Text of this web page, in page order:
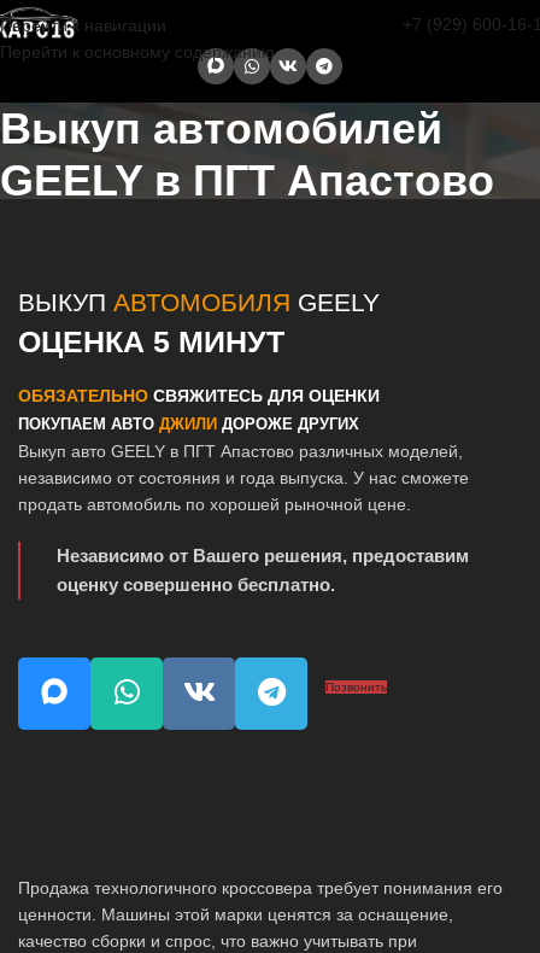
Перейти к навигации
Перейти к основному содержанию
+7 (929) 600-16-
Выкуп автомобилей
GEELY в ПГТ Апастово
ВЫКУП АВТОМОБИЛЯ GEELY
ОЦЕНКА 5 МИНУТ
ОБЯЗАТЕЛЬНО СВЯЖИТЕСЬ ДЛЯ ОЦЕНКИ
ПОКУПАЕМ АВТО ДЖИЛИ ДОРОЖЕ ДРУГИХ
Выкуп авто GEELY в ПГТ Апастово различных моделей,
независимо от состояния и года выпуска. У нас сможете
продать автомобиль по хорошей рыночной цене.
Независимо от Вашего решения, предоставим
оценку совершенно бесплатно.
Позвонить
Продажа технологичного кроссовера требует понимания его
ценности. Машины этой марки ценятся за оснащение,
качество сборки и спрос, что важно учитывать при